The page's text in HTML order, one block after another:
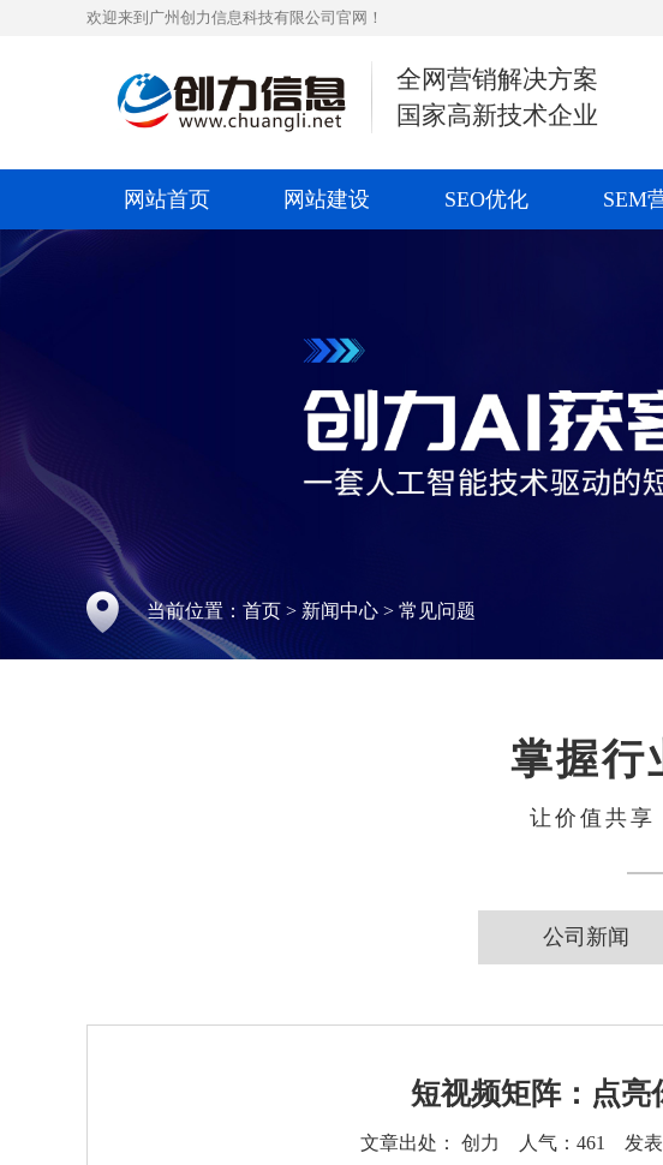
欢迎来到广州创力信息科技有限公司官网！
全网营销解决方案
国家高新技术企业
网站首页 网站建设 SEO优化 SEM
当前位置： 首页 > 新闻中心 > 常见问题
掌握行
让价值共享
公司新闻
短视频矩阵：点亮
文章出处： 创力 人气： 461 发